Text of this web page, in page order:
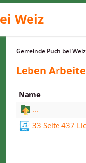
Weiz
Gemeinde Puch bei Weiz
Leben
Name
...
33 Seite 437